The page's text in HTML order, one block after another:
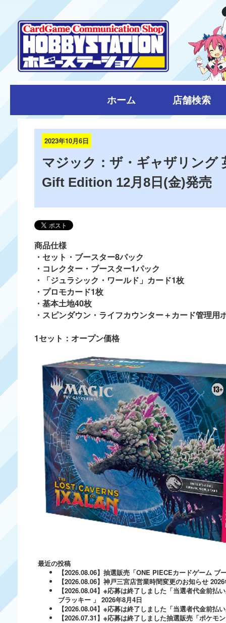
ホーム 店舗検索
2023年10月6日
マジック：ザ・ギャザリング
Gift Edition 12月8日(金)発売
商品仕様
・セット・ブースター8パック
・コレクター・ブースター1パック
・「ジュラシック・ワールド」カード1枚
・プロモカード1枚
・基本土地40枚
・スピンダウン・ライフカウンター＋カード管理用
1セット：オープン価格
最近の投稿
【2026.08.06】抽選販売「ONE PIECEカードゲーム ブ
【2026.08.06】神戸三宮店営業時間変更のお知らせ
【2026.08.04】※応募は終了しました「当選者代金前
ブラッキー 」 2026年8月4日
【2026.08.04】※応募は終了しました「当選者代金前
【2026.07.31】※応募は終了しました抽選販売「ポケ